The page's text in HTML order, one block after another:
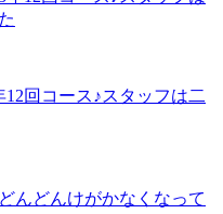
回コース♪スタッフは二